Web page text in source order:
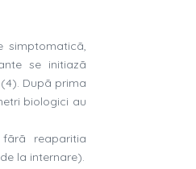
simptomaticã,
se initiazã
Dupã prima
biologici au
reaparitia
la internare).